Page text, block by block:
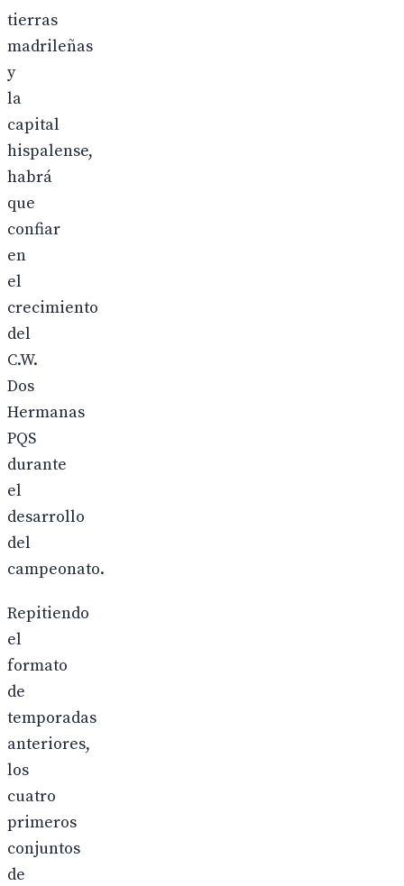
tierras
madrileñas
y
la
capital
hispalense,
habrá
que
confiar
en
el
crecimiento
del
C.W.
Dos
Hermanas
PQS
durante
el
desarrollo
del
campeonato.
Repitiendo
el
formato
de
temporadas
anteriores,
los
cuatro
primeros
conjuntos
de